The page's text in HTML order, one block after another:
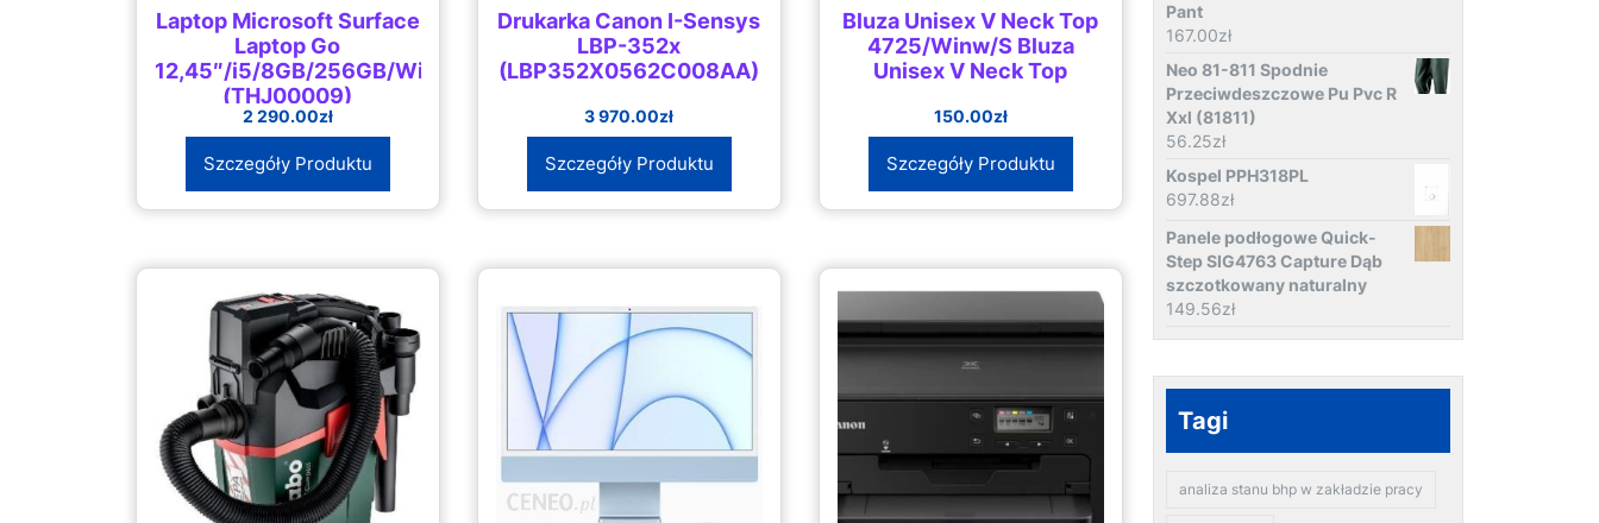
Laptop Microsoft Surface
Laptop Go
12,45″/i5/8GB/256GB/Win10
(THJ00009)
2 290.00zł
Szczegóły Produktu
Drukarka Canon I-Sensys
LBP-352x
(LBP352X0562C008AA)
3 970.00zł
Szczegóły Produktu
Bluza Unisex V Neck Top
4725/Winw/S Bluza
Unisex V Neck Top
150.00zł
Szczegóły Produktu
Pant
167.00zł
Neo 81-811 Spodnie
Przeciwdeszczowe Pu Pvc R
Xxl (81811)
56.25zł
Kospel PPH318PL
697.88zł
Panele podłogowe Quick-
Step SIG4763 Capture Dąb
szczotkowany naturalny
149.56zł
Tagi
analiza stanu bhp w zakładzie pracy